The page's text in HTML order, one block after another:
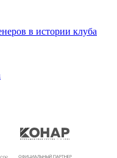
в истории клуба